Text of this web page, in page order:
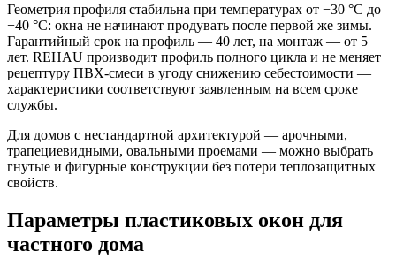
Геометрия профиля стабильна при температурах от −30 °C до
+40 °C: окна не начинают продувать после первой же зимы.
Гарантийный срок на профиль — 40 лет, на монтаж — от 5
лет. REHAU производит профиль полного цикла и не меняет
рецептуру ПВХ-смеси в угоду снижению себестоимости —
характеристики соответствуют заявленным на всем сроке
службы.
Для домов с нестандартной архитектурой — арочными,
трапециевидными, овальными проемами — можно выбрать
гнутые и фигурные конструкции без потери теплозащитных
свойств.
Параметры пластиковых окон для
частного дома